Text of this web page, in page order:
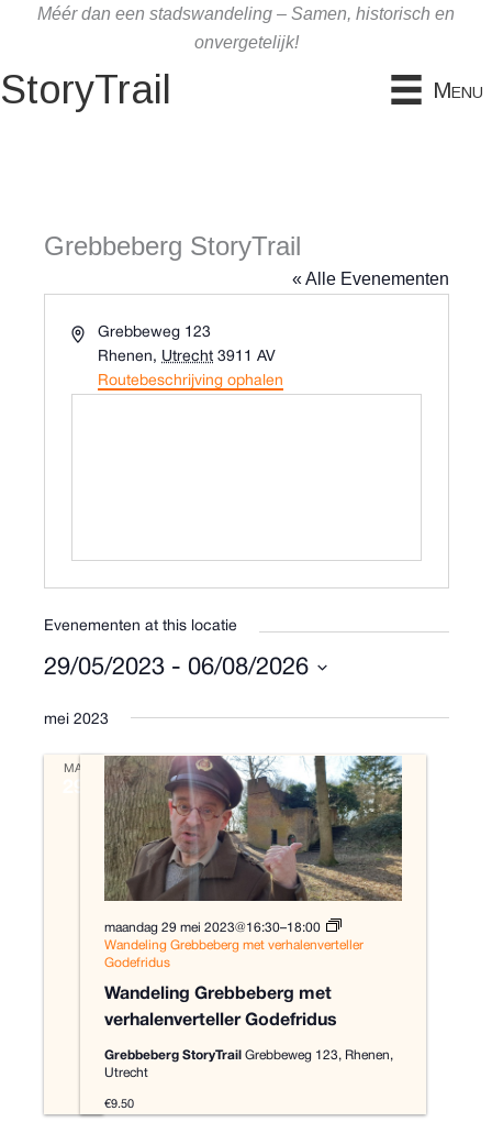
inhoud
Méér dan een stadswandeling – Samen, historisch en
onvergetelijk!
StoryTrail Menu
Grebbeberg StoryTrail
« Alle Evenementen
A
Grebbeweg 123
Rhenen, Utrecht 3911 AV
Routebeschrijving ophalen
Evenementen at this locatie
29/05/2023 - 06/08/2026
e
mei 2023
MA
Wandeling Grebbeberg met
verhalenverteller Godefridus
maandag 29 mei 2023@16:30–18:00
Wandeling Grebbeberg met verhalenverteller
Godefridus
Grebbeberg StoryTrail Grebbeweg 123, Rhenen,
Utrecht
€9.50